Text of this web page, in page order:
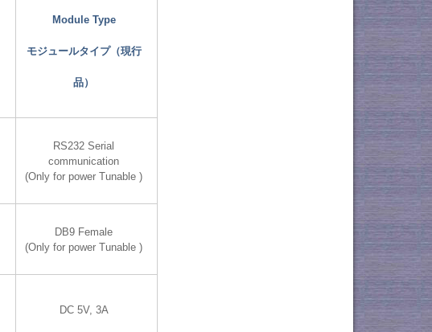
Module Type
モジュールタイプ（現行
品）
RS232 Serial
communication
(Only for power Tunable )
DB9 Female
(Only for power Tunable )
DC 5V, 3A